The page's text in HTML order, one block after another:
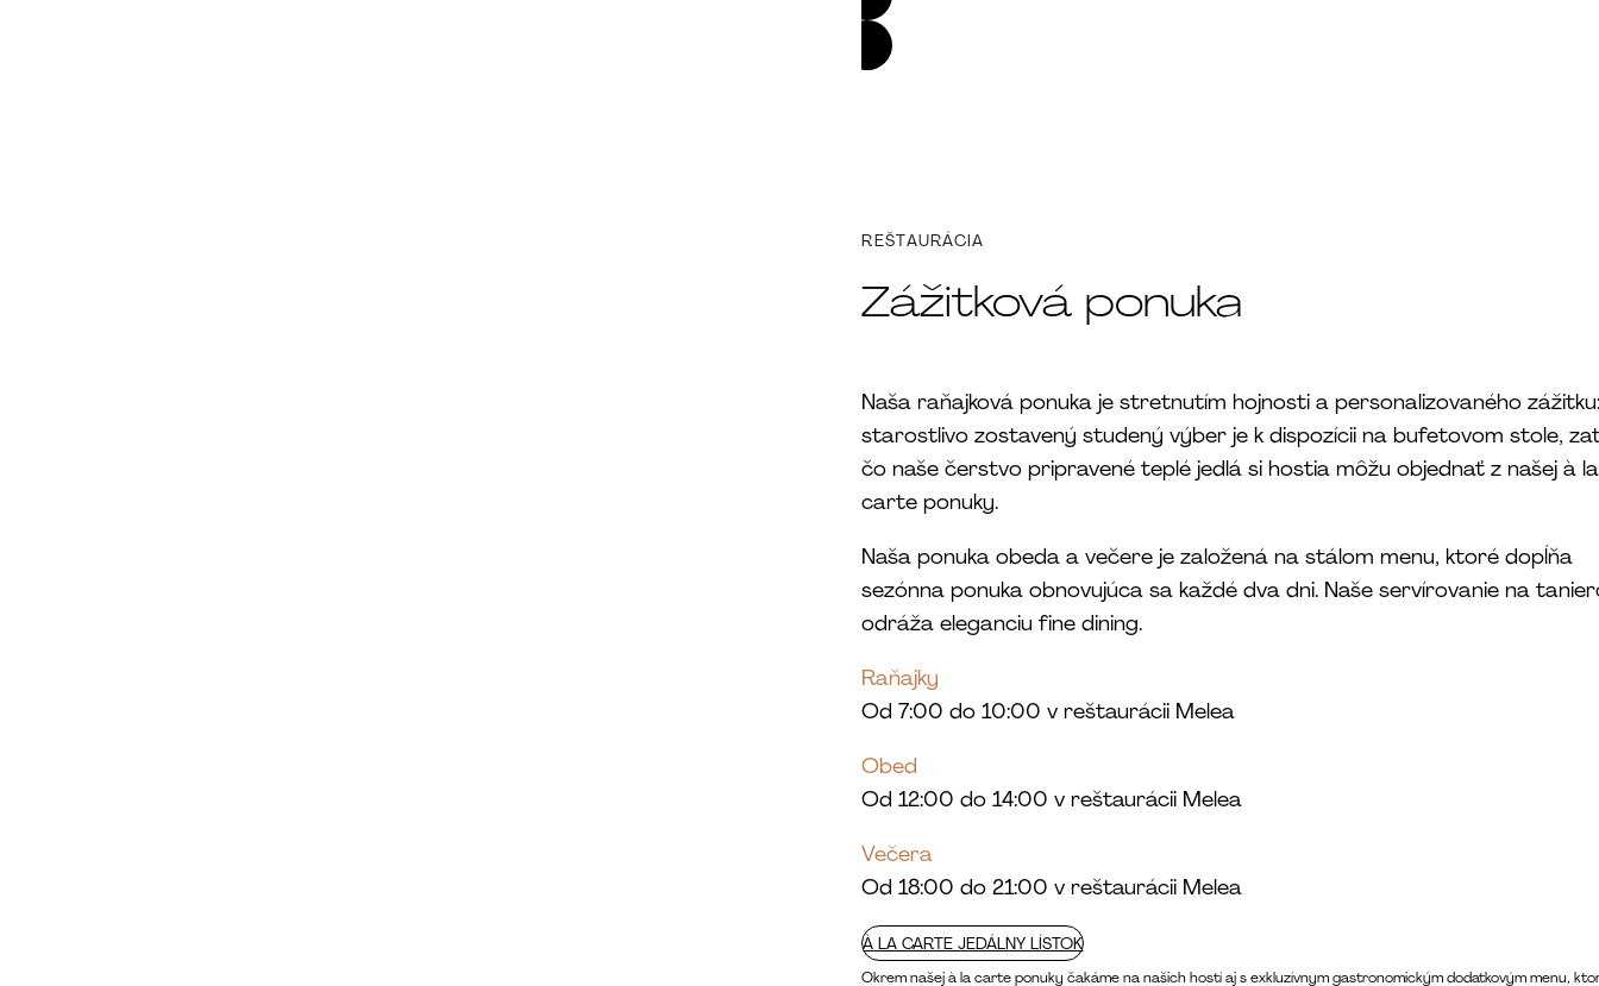
Zážitková ponuka
REŠTAURÁCIA
Naša raňajková ponuka je stretnutím hojnosti a personalizovaného
starostlivo zostavený studený výber je k dispozícii na bufetovom stole,
čo naše čerstvo pripravené teplé jedlá si hostia môžu objednať z našej à la
carte ponuky.
Naša ponuka obeda a večere je založená na stálom menu, ktoré dopĺňa
sezónna ponuka obnovujúca sa každé dva dni. Naše servírovanie na
odráža eleganciu fine dining.
Raňajky
Od 7:00 do 10:00 v reštaurácii Melea
Obed
Od 12:00 do 14:00 v reštaurácii Melea
Večera
Od 18:00 do 21:00 v reštaurácii Melea
À LA CARTE JEDÁLNY LÍSTOK
Okrem našej à la carte ponuky čakáme na našich hostí aj s exkluzívnym gastronomickým dodatkovým menu,